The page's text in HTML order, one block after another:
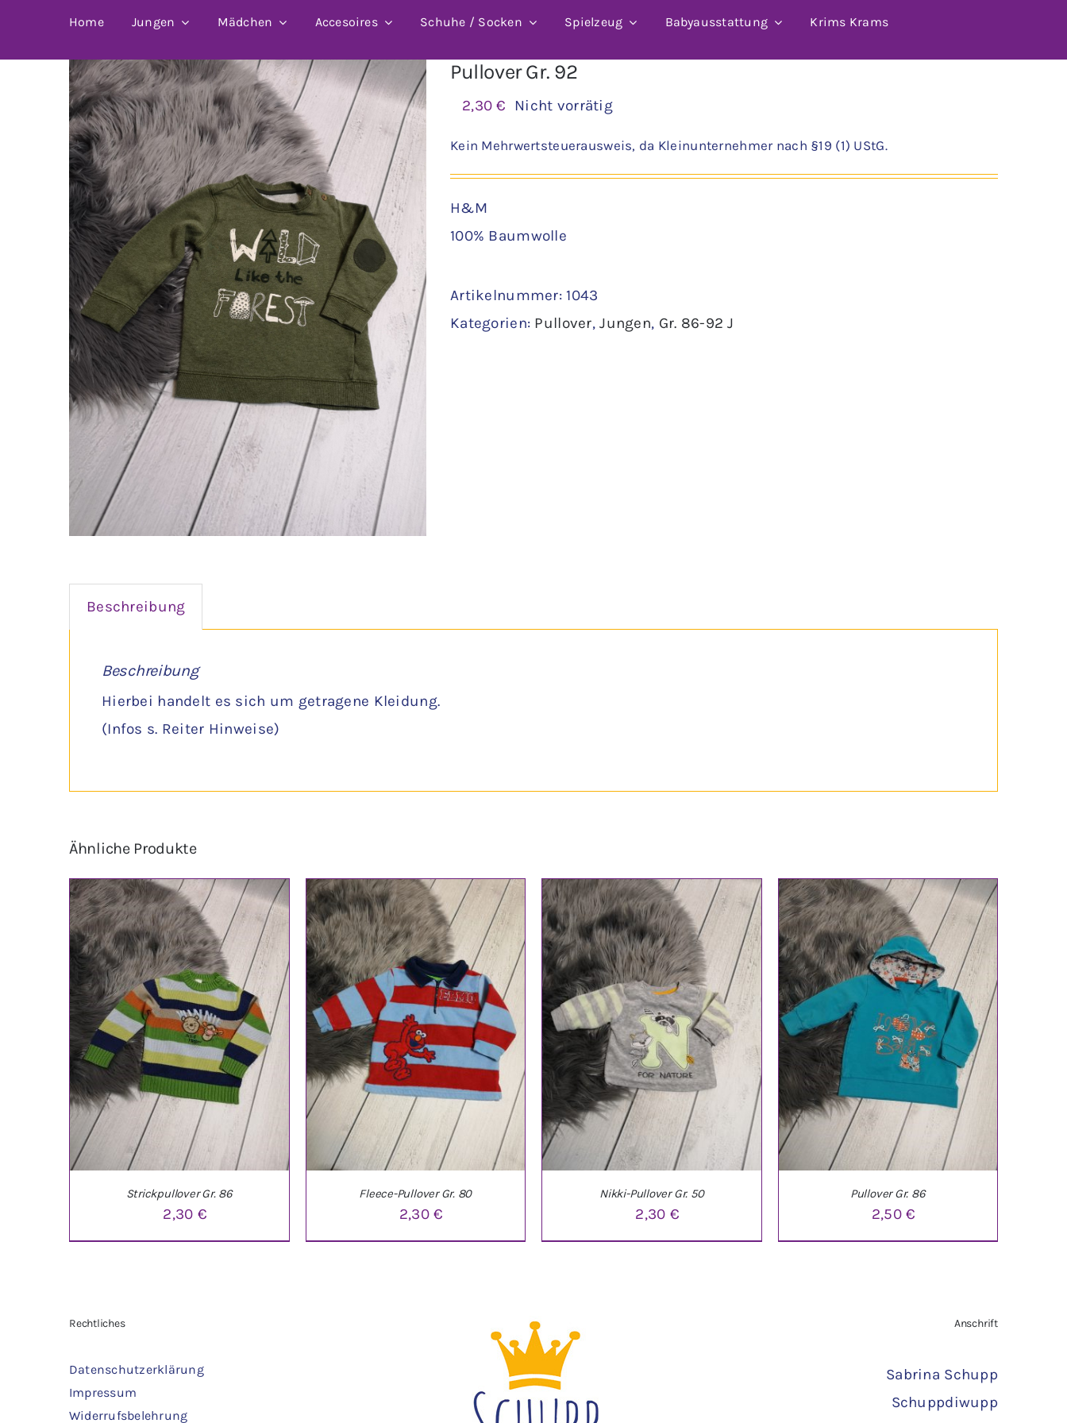
Home Jungen Mädchen Accesoires Schuhe / Socken Spielzeug Babyausstattung Krims Krams
Pullover Gr. 92
2,30€ Nicht vorrätig
Kein Mehrwertsteuerausweis, da Kleinunternehmer nach §19 (1) UStG.
H&M
100% Baumwolle
Artikelnummer: 1043
Kategorien: Pullover,Jungen, Gr. 86-92 J
Beschreibung
Beschreibung
Hierbei handelt es sich um getragene Kleidung.
(Infos s. Reiter Hinweise)
Ähnliche Produkte
IN DEN WARENKORB
Strickpullover Gr. 86
2,30 €
Fleece-Pullover Gr. 80
2,30€
Nikki-Pullover Gr. 50
2,30 €
DETAILS
Pullover Gr. 86
2,50€
Rechtliches
Datenschutzerklärung
Impressum
Widerrufsbelehrung
Anschrift
Sabrina Schupp
Schuppdiwupp